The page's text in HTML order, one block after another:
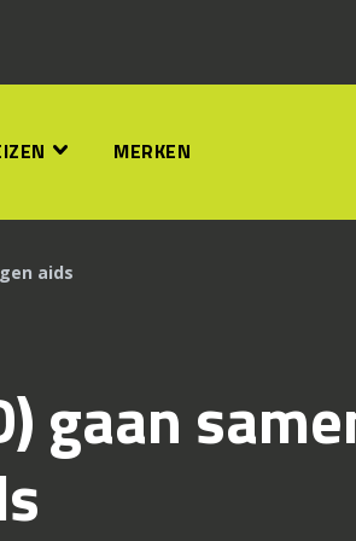
MERKEN
aids
gaan